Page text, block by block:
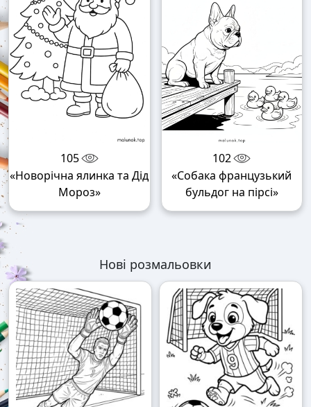
105
«Новорічна ялинка та Дід
Мороз»
102
«Собака французький
бульдог на пірсі»
Нові розмальовки